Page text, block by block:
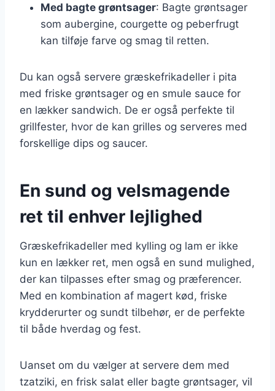
Med bagte grøntsager: Bagte grøntsager
som aubergine, courgette og peberfrugt
kan tilføje farve og smag til retten.
Du kan også servere græskefrikadeller i pita
med friske grøntsager og en smule sauce for
en lækker sandwich. De er også perfekte til
grillfester, hvor de kan grilles og serveres med
forskellige dips og saucer.
En sund og velsmagende
ret til enhver lejlighed
Græskefrikadeller med kylling og lam er ikke
kun en lækker ret, men også en sund mulighed,
der kan tilpasses efter smag og præferencer.
Med en kombination af magert kød, friske
krydderurter og sundt tilbehør, er de perfekte
til både hverdag og fest.
Uanset om du vælger at servere dem med
tzatziki, en frisk salat eller bagte grøntsager, vil